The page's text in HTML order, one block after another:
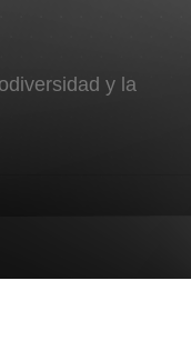
y la